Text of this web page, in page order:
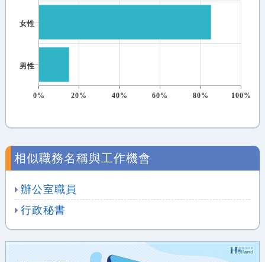
女性
男性
0% 20% 40% 60% 80% 100%
相似職務名稱與工作機會
辦公室職員
行政秘書